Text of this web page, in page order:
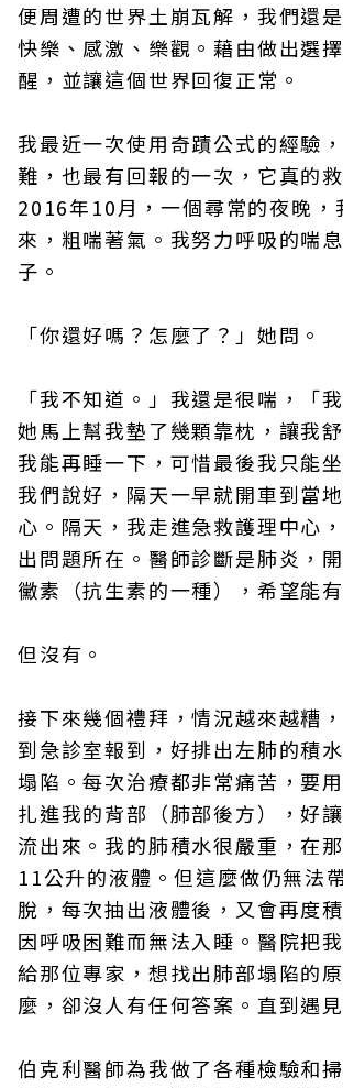
便周遭的世界土崩瓦解，我們還
快樂、感激、樂觀。藉由做出選
醒，並讓這個世界回復正常。
我最近一次使用奇蹟公式的經驗
難，也最有回報的一次，它真的
2016年10月，一個尋常的夜晚，
來，粗喘著氣。我努力呼吸的喘
子。
「你還好嗎？怎麼了？」她問。
「我不知道。」我還是很喘，「
她馬上幫我墊了幾顆靠枕，讓我
我能再睡一下，可惜最後我只能
我們說好，隔天一早就開車到當
心。隔天，我走進急救護理中心
出問題所在。醫師診斷是肺炎，
黴素（抗生素的一種），希望能
但沒有。
接下來幾個禮拜，情況越來越糟
到急診室報到，好排出左肺的積
塌陷。每次治療都非常痛苦，要
扎進我的背部（肺部後方），好
流出來。我的肺積水很嚴重，在
11公升的液體。但這麼做仍無法
脫，每次抽出液體後，又會再度
因呼吸困難而無法入睡。醫院把
給那位專家，想找出肺部塌陷的
麼，卻沒人有任何答案。直到遇
伯克利醫師為我做了各種檢驗和